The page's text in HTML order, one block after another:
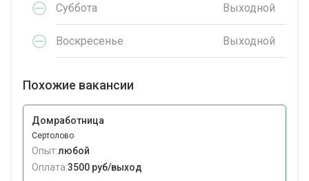
Суббота Выходной
Воскресенье Выходной
Похожие вакансии
Домработница
Сертолово
Опыт:любой
Оплата:3500 руб/выход